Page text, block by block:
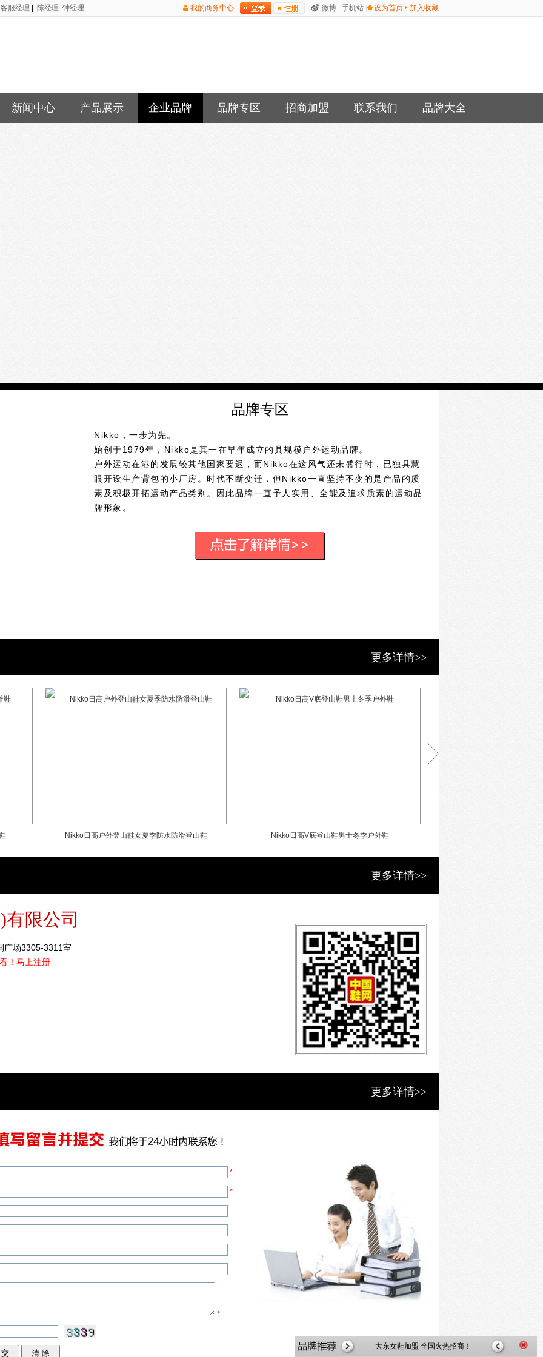
设为首页 加入收藏
手机站
微博
我的商务中心
服经理 陈经理 钟经理
新闻中心 产品展示 企业品牌 品牌专区 招商加盟 联系我们 品牌大全
品牌专区
Nikko，一步为先。
始创于1979年，Nikko是其一在早年成立的具规模户外运动品牌。
户外运动在港的发展较其他国家要迟，而Nikko在这风气还未盛行时，已独具慧
眼开设生产背包的小厂房。时代不断变迁，但Nikko一直坚持不变的是产品的质
素及积极开拓运动产品类别。因此品牌一直予人实用、全能及追求质素的运动品
牌形象。
亚洲及东南亚等地，并成为其一受欢迎的品牌。
在90年代中期是其中一个最早进入中国市场的户外品牌。作为开荒牛，品牌意外
更多详情>>
Nikko日高户外登山鞋女夏季防水防滑登山鞋 Nikko日高V底登山鞋男士冬季户外鞋
更多详情>>
限公司
广场3305-3311室
！ 马上注册
更多详情>>
*
*
*
大东女鞋加盟 全国火热招商！